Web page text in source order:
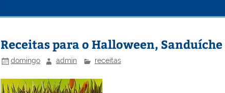
Receitas para o Halloween, Sanduíche
domingo admin receitas